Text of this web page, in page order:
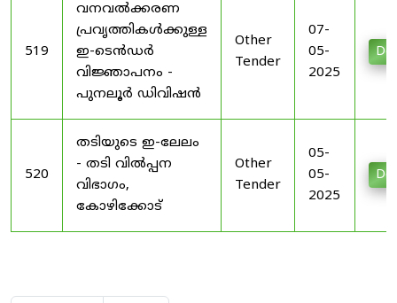
519
വനവൽക്കരണ
പ്രവൃത്തികൾക്കുള്ള
ഇ-ടെൻഡർ
വിജ്ഞാപനം -
പുനലൂർ ഡിവിഷൻ
Other
Tender
07-
05-
2025
520
തടിയുടെ ഇ-ലേലം
- തടി വിൽപ്പന
വിഭാഗം,
കോഴിക്കോട്
Other
Tender
05-
05-
2025